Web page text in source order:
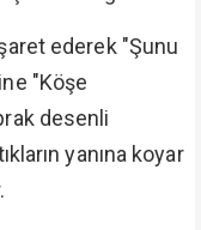
ederek "Şunu
"Köşe
desenli
yanına koyar